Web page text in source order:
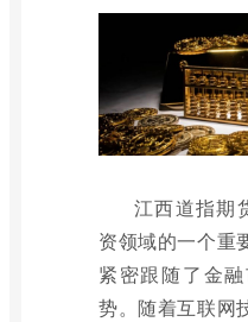
江西道指期
资领域的一个重
紧密跟随了金
势。随着互联网